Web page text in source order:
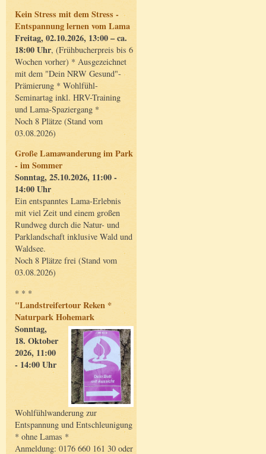
Kein Stress mit dem Stress -
Entspannung lernen vom Lama
Freitag, 02.10.2026, 13:00 – ca.
18:00 Uhr, (Frühbucherpreis bis 6
Wochen vorher) * Ausgezeichnet
mit dem "Dein NRW Gesund"-
Prämierung * Wohlfühl-
Seminartag inkl. HRV-Training
und Lama-Spaziergang *
Noch 8 Plätze (Stand vom
03.08.2026)
Große Lamawanderung im Park
- im Sommer
Sonntag, 25.10.2026, 11:00 -
14:00 Uhr
Ein entspanntes Lama-Erlebnis
mit viel Zeit und einem großen
Rundweg durch die Natur- und
Parklandschaft inklusive Wald und
Waldsee.
Noch 8 Plätze frei (Stand vom
03.08.2026)
* * *
"Landstreifertour Reken *
Naturpark Hohemark
Sonntag,
18. Oktober
2026, 11:00
- 14:00 Uhr
Wohlfühlwanderung zur
Entspannung und Entschleunigung
* ohne Lamas *
Anmeldung: 0176 660 161 30 oder